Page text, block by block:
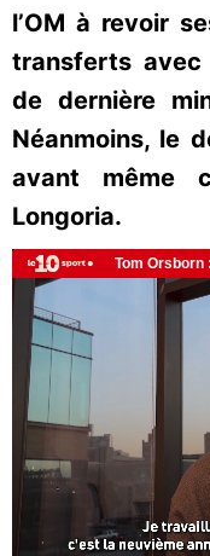
l’OM à revoir
transferts avec
de dernière
Néanmoins, le
avant même
Longoria.